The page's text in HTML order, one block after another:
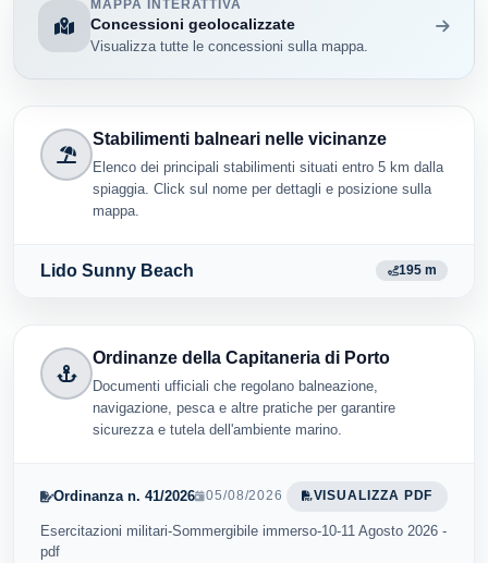
MAPPA INTERATTIVA
Concessioni geolocalizzate
Visualizza tutte le concessioni sulla mappa.
Stabilimenti balneari nelle vicinanze
Elenco dei principali stabilimenti situati entro 5 km dalla
spiaggia. Click sul nome per dettagli e posizione sulla
mappa.
Lido Sunny Beach 195 m
Ordinanze della Capitaneria di Porto
Documenti ufficiali che regolano balneazione,
navigazione, pesca e altre pratiche per garantire
sicurezza e tutela dell'ambiente marino.
Ordinanza n. 41/2026 05/08/2026 VISUALIZZA PDF
Esercitazioni militari-Sommergibile immerso-10-11 Agosto 2026 -
pdf